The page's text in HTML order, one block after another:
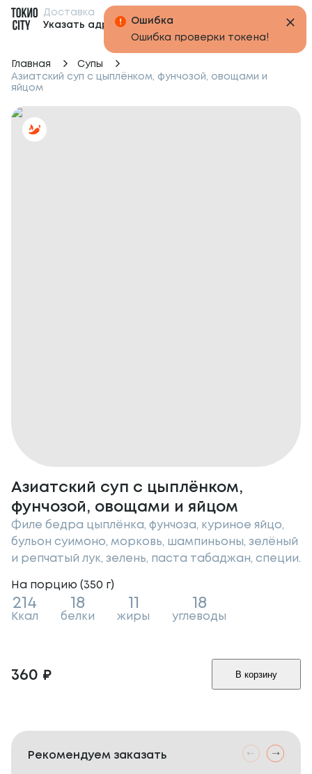
Доставка
Указать адрес
Главная
Супы
Азиатский суп с цыплёнком, фунчозой, овощами и
яйцом
Азиатский суп с цыплёнком,
фунчозой, овощами и яйцом
Филе бедра цыплёнка, фунчоза, куриное яйцо,
бульон суимоно, морковь, шампиньоны, зелёный
и репчатый лук, зелень, паста табаджан, специи.
На порцию (350 г)
214
Ккал
18
белки жиры
18
углеводы
360 ₽ В корзину
Рекомендуем заказать